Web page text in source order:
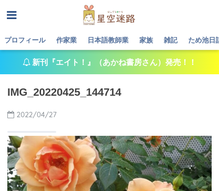
プロフィール 作家業 日本語教師業 家族 雑記 ため池日
新刊『エイト！』（あかね書房さん）発売！！
IMG_20220425_144714
2022/04/27